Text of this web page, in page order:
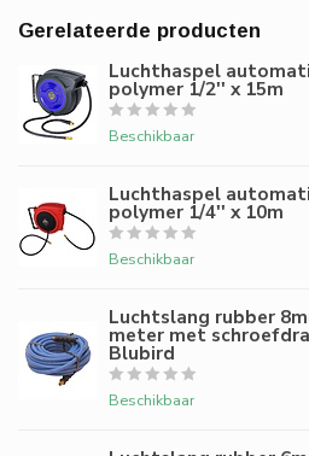
Gerelateerde producten
Luchthaspel
polymer 1/2'' x 15m
Beschikbaar
Luchthaspel
polymer 1/4'' x 10m
Beschikbaar
Luchtslang rubber
meter met
Blubird
Beschikbaar